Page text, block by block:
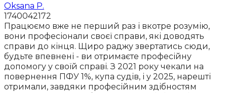
Oksana P.
1740042172
Працюємо вже не перший раз і вкотре розумію,
вони професіонали своєї справи, які доводять
справи до кінця. Щиро раджу звертатись сюди,
будьте впевнені - ви отримаєте професійну
допомогу у своїй справі. З 2021 року чекали на
повернення ПФУ 1%, купа судів, і у 2025, нарешті
отримали, завдяки професійним здібностям